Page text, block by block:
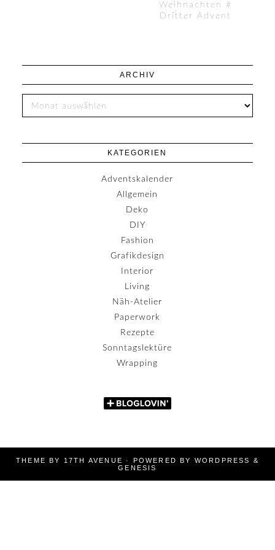
Weihnachten #
Dritter Advent
ARCHIV
KATEGORIEN
Adventskalender
Allgemein
Deko
DIY
Fashion
Grafikdesign
Interior
Living
Näh-Atelier
Paperwork
Rezepte
Sonntagslektüre
Wrapping
THEME BY 17TH AVENUE · POWERED BY WORDPRESS
&
GENESIS